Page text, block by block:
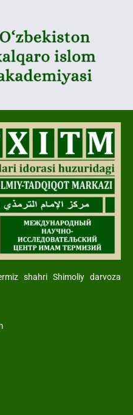
shahri Shimoliy darvoza